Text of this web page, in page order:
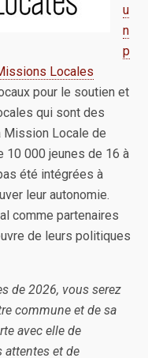
u
n
p
Locales
pour le soutien et
qui sont des
Mission Locale de
10 000 jeunes de 16 à
été intégrées à
leur autonomie.
comme partenaires
de leurs politiques
de 2026, vous serez
commune et de sa
avec elle de
attentes et de